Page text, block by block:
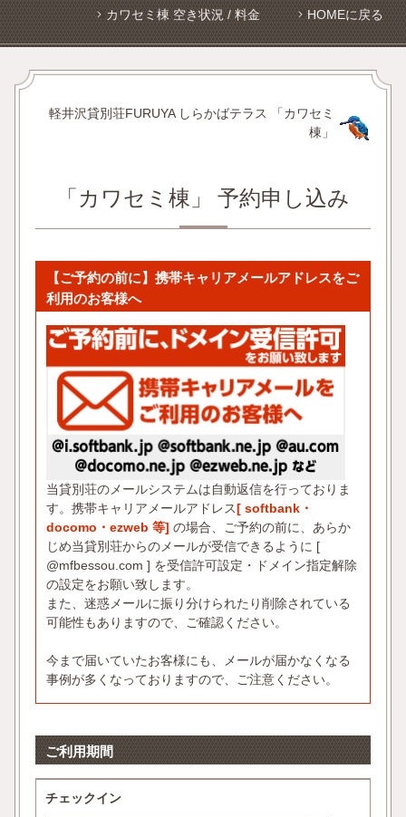
カワセミ棟 空き状況 / 料金 HOMEに戻る
軽井沢貸別荘FURUYA しらかばテラス 「カワセミ
棟」
「カワセミ棟」 予約申し込み
【ご予約の前に】携帯キャリアメールアドレスをご
利用のお客様へ
当貸別荘のメールシステムは自動返信を行っておりま
す。携帯キャリアメールアドレス[ softbank・
docomo・ezweb 等]の場合、ご予約の前に、あらか
じめ当貸別荘からのメールが受信できるように [
@mfbessou.com ] を受信許可設定・ドメイン指定解除
の設定をお願い致します。
また、迷惑メールに振り分けられたり削除されている
可能性もありますので、ご確認ください。
今まで届いていたお客様にも、メールが届かなくなる
事例が多くなっておりますので、ご注意ください。
ご利用期間
チェックイン